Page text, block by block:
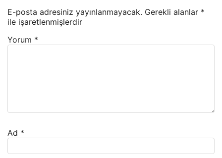
E-posta adresiniz yayınlanmayacak. Gerekli alanlar *
ile işaretlenmişlerdir
Yorum *
Ad *